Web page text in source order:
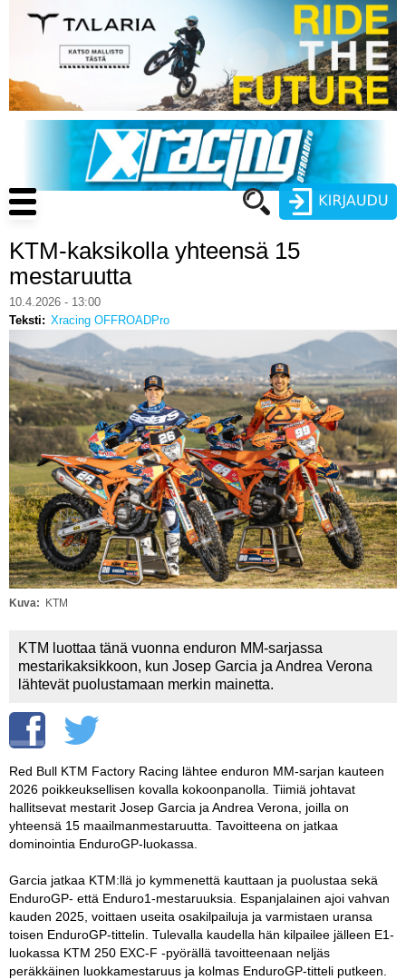
pääsisältöön
Käyttäjätunnus
Luo uusi käyttäjätili
Vaihda salasana
Main
navigation
MOTOCROSS
CROSS COUNTRY
MUUT LAJIT
YLEISTÄ ALALTA
LUE DIGILEHDET
ASIAKASPALVELU JA
OHJEET
YHTEYSTIEDOT
KTM-kaksikolla yhteensä 15
mestaruutta
10.4.2026 - 13:00
Teksti
Xracing OFFROADPro
Kuva KTM
KTM luottaa tänä vuonna enduron MM-sarjassa
mestarikaksikkoon, kun Josep Garcia ja Andrea Verona
lähtevät puolustamaan merkin mainetta.
Red Bull KTM Factory Racing lähtee enduron MM-sarjan kauteen
2026 poikkeuksellisen kovalla kokoonpanolla. Tiimiä johtavat
hallitsevat mestarit Josep Garcia ja Andrea Verona, joilla on
yhteensä 15 maailmanmestaruutta. Tavoitteena on jatkaa
dominointia EnduroGP-luokassa.
Garcia jatkaa KTM:llä jo kymmenettä kauttaan ja puolustaa sekä
EnduroGP- että Enduro1-mestaruuksia. Espanjalainen ajoi vahvan
kauden 2025, voittaen useita osakilpailuja ja varmistaen uransa
toisen EnduroGP-tittelin. Tulevalla kaudella hän kilpailee jälleen E1-
luokassa KTM 250 EXC-F -pyörällä tavoitteenaan neljäs
peräkkäinen luokkamestaruus ja kolmas EnduroGP-titteli putkeen.